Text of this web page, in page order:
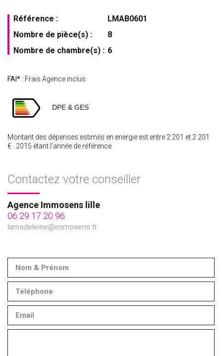
Référence :
LMAB0601
Nombre de pièce(s) :
8
Nombre de chambre(s) : 6
FAI* : Frais Agence inclus
DPE & GES
Montant des dépenses estimés en energie est entre 2 201 et 2 201
€ . 2015 étant l’année de référence
Contactez votre conseiller
Agence Immosens lille
06 29 17 20 96
lamadeleine@immosens.fr